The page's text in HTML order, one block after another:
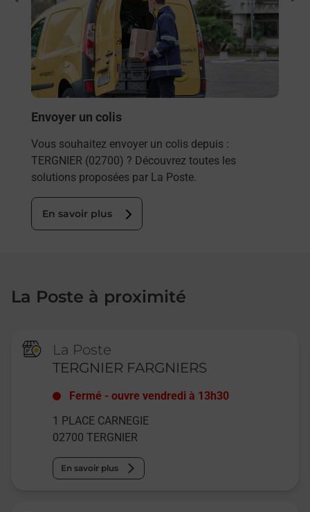
Envoyer un colis
Vous souhaitez envoyer un colis depuis :
TERGNIER (02700) ? Découvrez toutes les
solutions proposées par La Poste.
En savoir plus
La Poste à proximité
La Poste
TERGNIER FARGNIERS
Fermé -ouvre vendredi à 13h30
1 PLACE CARNEGIE
02700 TERGNIER
En savoir plus